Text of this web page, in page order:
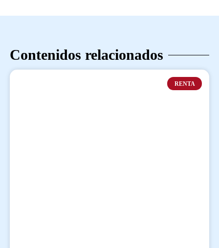
Contenidos relacionados
RENTA